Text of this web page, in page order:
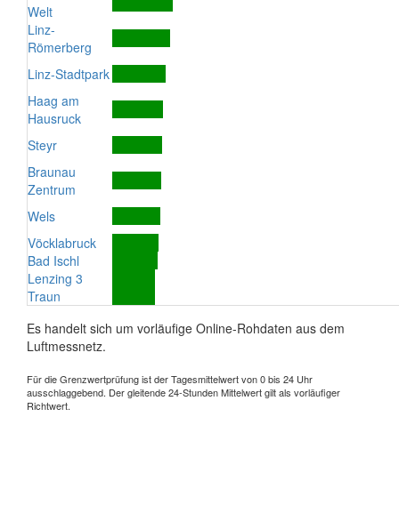
Welt
Linz-
Römerberg
Linz-Stadtpark
Haag am
Hausruck
Steyr
Braunau
Zentrum
Wels
Vöcklabruck
Bad Ischl
Lenzing 3
Traun
Es handelt sich um vorläufige Online-Rohdaten aus dem
Luftmessnetz.
Für die Grenzwertprüfung ist der Tagesmittelwert von 0 bis 24 Uhr
ausschlaggebend. Der gleitende 24-Stunden Mittelwert gilt als vorläufiger
Richtwert.